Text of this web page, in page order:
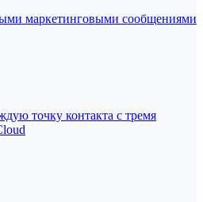
маркетинговыми сообщениями
точку контакта с тремя